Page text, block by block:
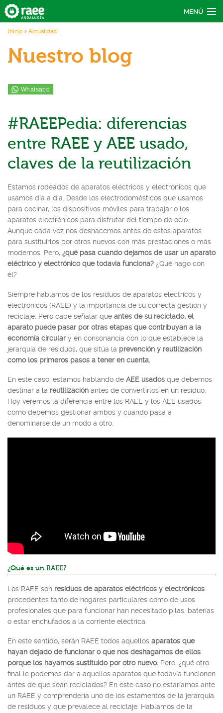
Pasar al contenido principal
MENÚ
Actúa
Recicla
Usted está aquí
Inicio » Actualidad
Nuestro blog
#RAEEPedia: diferencias
entre RAEE y AEE usado,
claves de la reutilización
Estamos rodeados de aparatos eléctricos y electrónicos que
usamos día a día. Desde los electrodomésticos que usamos
para cocinar, los dispositivos móviles para trabajar o los
aparatos electrónicos para disfrutar del tiempo de ocio.
Aunque cada vez nos deshacemos antes de estos aparatos
para sustituirlos por otros nuevos con más prestaciones o más
modernos. Pero, ¿qué pasa cuando dejamos de usar un aparato
eléctrico y electrónico que todavía funciona? ¿Qué hago con
él?
Siempre hablamos de los residuos de aparatos eléctricos y
electrónicos (RAEE) y la importancia de su correcta gestión y
reciclaje. Pero cabe señalar que antes de su reciclado, el
aparato puede pasar por otras etapas que contribuyan a la
economía circulary en consonancia con lo que establece la
jerarquía de residuos, que sitúa la prevención y reutilización
como los primeros pasos a tener en cuenta.
En este caso, estamos hablando de AEE usados que debemos
destinar a la reutilización antes de convertirlos en un residuo.
Hoy veremos la diferencia entre los RAEE y los AEE usados,
cómo debemos gestionar ambos y cuándo pasa a
denominarse de un modo a otro.
¿Qué es un RAEE?
Los RAEE son residuos de aparatos eléctricos y electrónicos
procedentes tanto de hogares particulares como de usos
profesionales que para funcionar han necesitado pilas, baterías
o estar enchufados a la corriente eléctrica.
En este sentido, serán RAEE todos aquellos aparatos que
hayan dejado de funcionar o que nos deshagamos de ellos
porque los hayamos sustituido por otro nuevo. Pero, ¿qué otro
final le podemos dar a aquellos aparatos que todavía funcionen
antes de que sean reciclados? En este caso no estaríamos ante
un RAEE y comprendería uno de los estamentos de la jerarquía
de residuos y que prevalece al reciclaje. Hablamos de la